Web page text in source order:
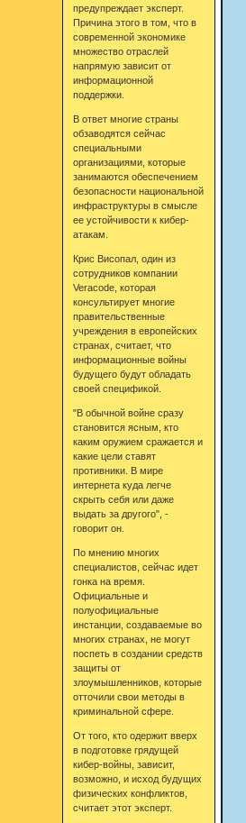
предупреждает эксперт.
Причина этого в том, что в
современной экономике
множество отраслей
напрямую зависит от
информационной
поддержки.
В ответ многие страны
обзаводятся сейчас
специальными
организациями, которые
занимаются обеспечением
безопасности национальной
инфраструктуры в смысле
ее устойчивости к кибер-
атакам.
Крис Висопал, один из
сотрудников компании
Veracode, которая
консультирует многие
правительственные
учреждения в европейских
странах, считает, что
информационные войны
будущего будут обладать
своей спецификой.
"В обычной войне сразу
становится ясным, кто
каким оружием сражается и
какие цели ставят
противники. В мире
интернета куда легче
скрыть себя или даже
выдать за другого", -
говорит он.
По мнению многих
специалистов, сейчас идет
гонка на время.
Официальные и
полуофициальные
инстанции, создаваемые во
многих странах, не могут
поспеть в создании средств
защиты от
злоумышленников, которые
отточили свои методы в
криминальной сфере.
От того, кто одержит вверх
в подготовке грядущей
кибер-войны, зависит,
возможно, и исход будущих
физических конфликтов,
считает этот эксперт.